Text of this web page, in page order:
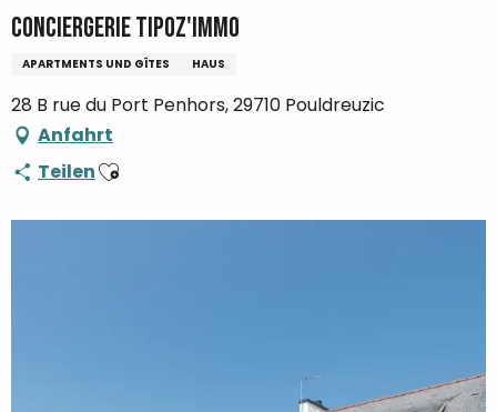
Conciergerie Tipoz'Immo
APARTMENTS UND GÎTES HAUS
28 B rue du Port Penhors, 29710 Pouldreuzic
Anfahrt
TeilenAjouter aux favoris